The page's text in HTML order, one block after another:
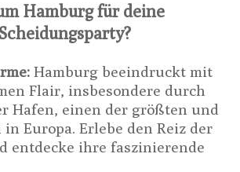
Hamburg für deine
Hamburg beeindruckt mit
Flair, insbesondere durch
Hafen, einen der größten und
Europa. Erlebe den Reiz der
entdecke ihre faszinierende